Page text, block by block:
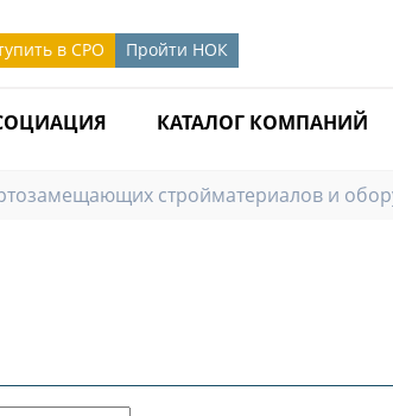
в СРО Пройти НОК
КАТАЛОГ КОМПАНИЙ
стройматериалов и